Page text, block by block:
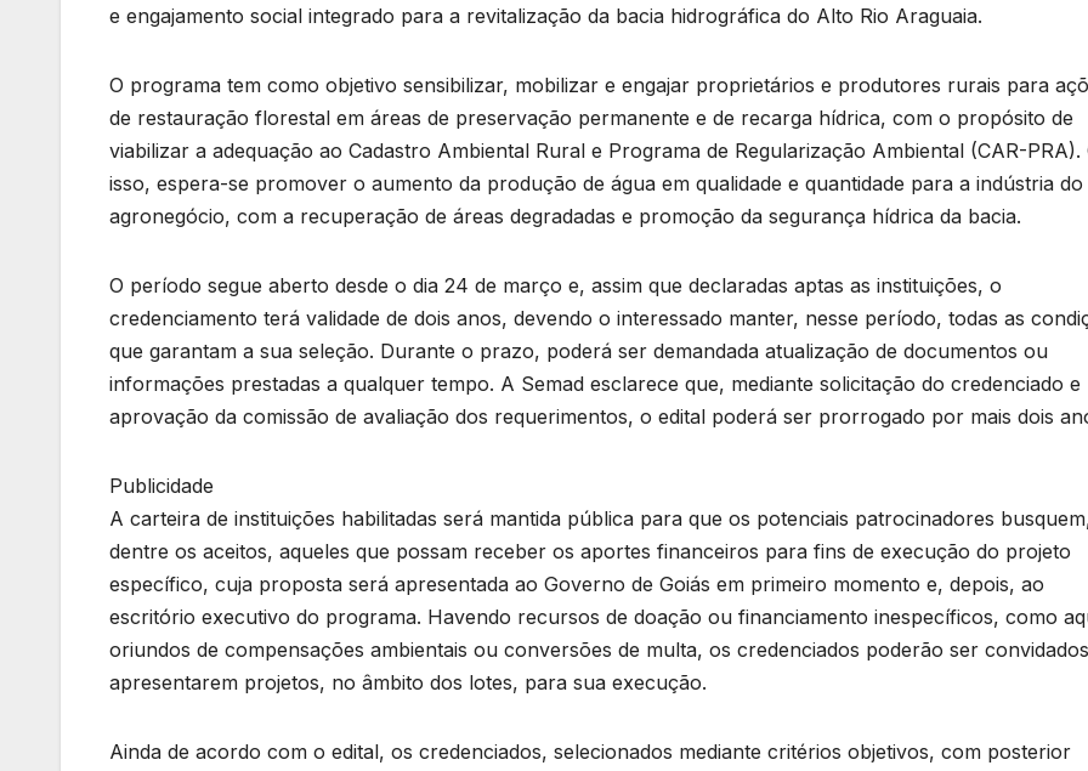
e engajamento social integrado para a revitalização da bacia hidrográfica do Alto Rio Araguaia.
O programa tem como objetivo sensibilizar, mobilizar e engajar proprietários e produtores rurais para
de restauração florestal em áreas de preservação permanente e de recarga hídrica, com o propósito de
viabilizar a adequação ao Cadastro Ambiental Rural e Programa de Regularização Ambiental (CAR-PRA).
isso, espera-se promover o aumento da produção de água em qualidade e quantidade para a indústria do
agronegócio, com a recuperação de áreas degradadas e promoção da segurança hídrica da bacia.
O período segue aberto desde o dia 24 de março e, assim que declaradas aptas as instituições, o
credenciamento terá validade de dois anos, devendo o interessado manter, nesse período, todas as
que garantam a sua seleção. Durante o prazo, poderá ser demandada atualização de documentos ou
informações prestadas a qualquer tempo. A Semad esclarece que, mediante solicitação do credenciado e
aprovação da comissão de avaliação dos requerimentos, o edital poderá ser prorrogado por mais dois
Publicidade
A carteira de instituições habilitadas será mantida pública para que os potenciais patrocinadores
dentre os aceitos, aqueles que possam receber os aportes financeiros para fins de execução do projeto
específico, cuja proposta será apresentada ao Governo de Goiás em primeiro momento e, depois, ao
escritório executivo do programa. Havendo recursos de doação ou financiamento inespecíficos, como
oriundos de compensações ambientais ou conversões de multa, os credenciados poderão ser
apresentarem projetos, no âmbito dos lotes, para sua execução.
Ainda de acordo com o edital, os credenciados, selecionados mediante critérios objetivos, com posterior